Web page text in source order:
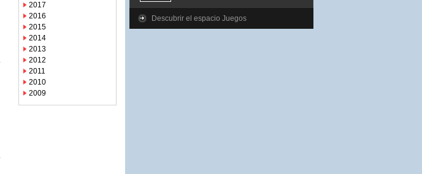
2017
2016
2015
2014
2013
2012
2011
2010
2009
Descubrir el espacio Juegos